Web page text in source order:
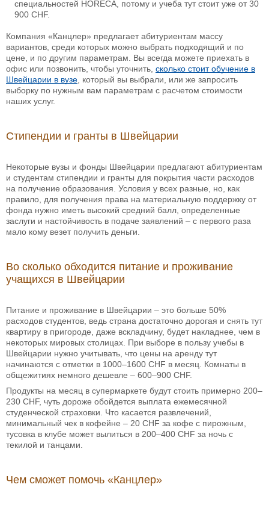
специальностей HORECA, потому и учеба тут стоит уже от 30
900 CHF.
Компания «Канцлер» предлагает абитуриентам массу
вариантов, среди которых можно выбрать подходящий и по
цене, и по другим параметрам. Вы всегда можете приехать в
офис или позвонить, чтобы уточнить, сколько стоит обучение в
Швейцарии в вузе, который вы выбрали, или же запросить
выборку по нужным вам параметрам с расчетом стоимости
наших услуг.
Стипендии и гранты в Швейцарии
Некоторые вузы и фонды Швейцарии предлагают абитуриентам
и студентам стипендии и гранты для покрытия части расходов
на получение образования. Условия у всех разные, но, как
правило, для получения права на материальную поддержку от
фонда нужно иметь высокий средний балл, определенные
заслуги и настойчивость в подаче заявлений – с первого раза
мало кому везет получить деньги.
Во сколько обходится питание и проживание
учащихся в Швейцарии
Питание и проживание в Швейцарии – это больше 50%
расходов студентов, ведь страна достаточно дорогая и снять тут
квартиру в пригороде, даже вскладчину, будет накладнее, чем в
некоторых мировых столицах. При выборе в пользу учебы в
Швейцарии нужно учитывать, что цены на аренду тут
начинаются с отметки в 1000–1600 CHF в месяц. Комнаты в
общежитиях немного дешевле – 600–900 CHF.
Продукты на месяц в супермаркете будут стоить примерно 200–
230 CHF, чуть дороже обойдется выплата ежемесячной
студенческой страховки. Что касается развлечений,
минимальный чек в кофейне – 20 CHF за кофе с пирожным,
тусовка в клубе может вылиться в 200–400 CHF за ночь с
текилой и танцами.
Чем сможет помочь «Канцлер»